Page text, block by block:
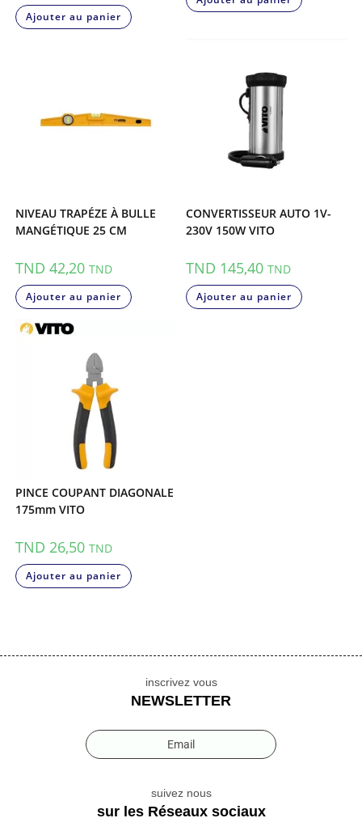
Ajouter au panier
NIVEAU TRAPÉZE À BULLE
MANGÉTIQUE 25 CM
TND 42,20 TND
Ajouter au panier
CONVERTISSEUR AUTO 1V-
230V 150W VITO
TND 145,40 TND
Ajouter au panier
PINCE COUPANT DIAGONALE
175mm VITO
TND 26,50 TND
Ajouter au panier
inscrivez vous
NEWSLETTER
Email
suivez nous
sur les Réseaux sociaux